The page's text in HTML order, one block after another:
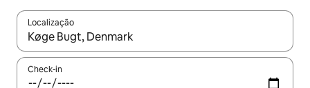
Localização
Quando os resultados estiverem disponíveis, explore-os
Check-in